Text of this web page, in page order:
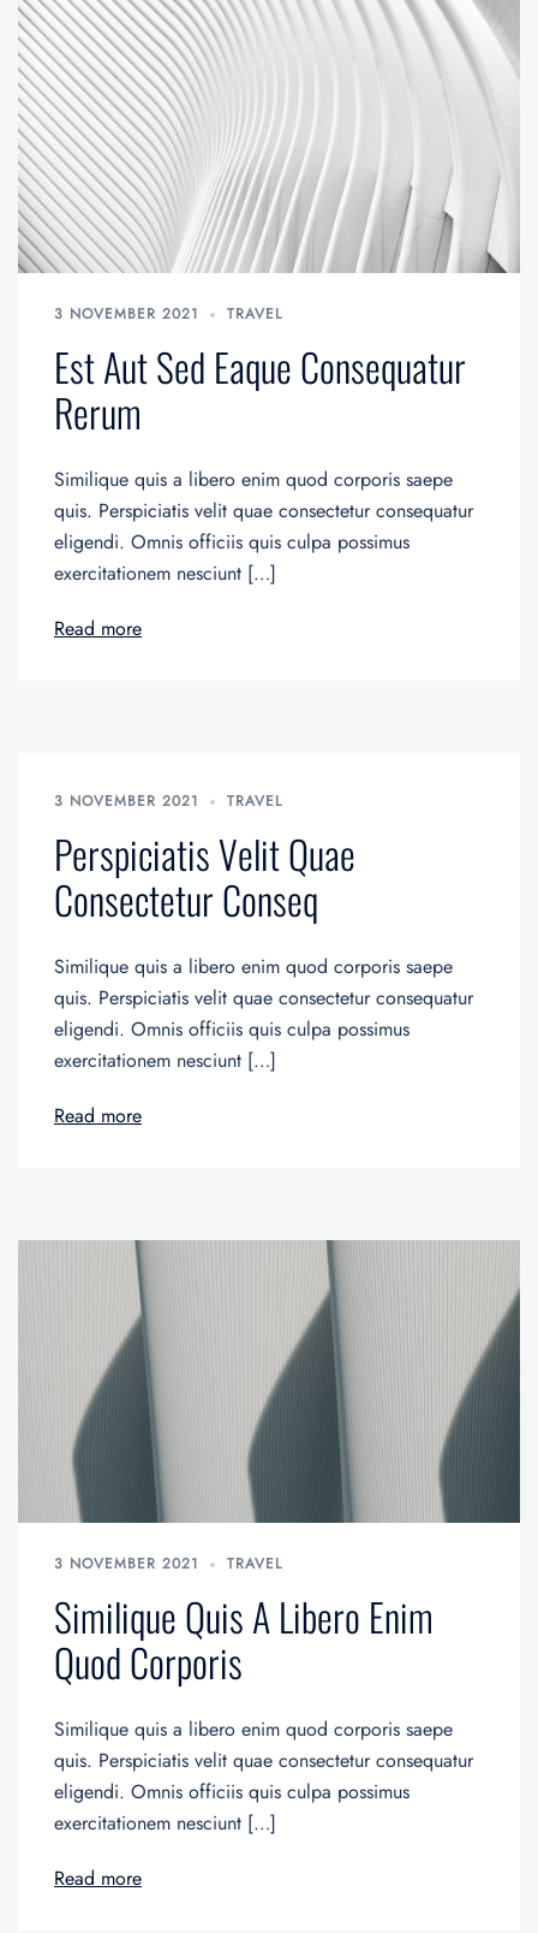
3 NOVEMBER 2021 TRAVEL
Est Aut Sed Eaque Consequatur
Rerum
Similique quis a libero enim quod corporis saepe
quis. Perspiciatis velit quae consectetur consequatur
eligendi. Omnis officiis quis culpa possimus
exercitationem nesciunt […]
Read more
3 NOVEMBER 2021 TRAVEL
Perspiciatis Velit Quae
Consectetur Conseq
Similique quis a libero enim quod corporis saepe
quis. Perspiciatis velit quae consectetur consequatur
eligendi. Omnis officiis quis culpa possimus
exercitationem nesciunt […]
Read more
3 NOVEMBER 2021 TRAVEL
Similique Quis A Libero Enim
Quod Corporis
Similique quis a libero enim quod corporis saepe
quis. Perspiciatis velit quae consectetur consequatur
eligendi. Omnis officiis quis culpa possimus
exercitationem nesciunt […]
Read more